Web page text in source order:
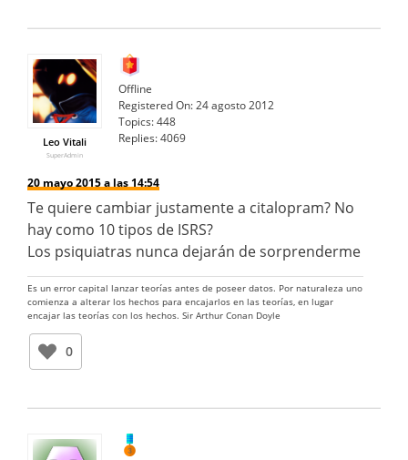
Leo Vitali
SuperAdmin
Offline
Registered On:24 agosto 2012
Topics:448
Replies:4069
20 mayo 2015 a las 14:54
Te quiere cambiar justamente a citalopram? No
hay como 10 tipos de ISRS?
Los psiquiatras nunca dejarán de sorprenderme
Es un error capital lanzar teorías antes de poseer datos. Por naturaleza uno
comienza a alterar los hechos para encajarlos en las teorías, en lugar
encajar las teorías con los hechos. Sir Arthur Conan Doyle
0